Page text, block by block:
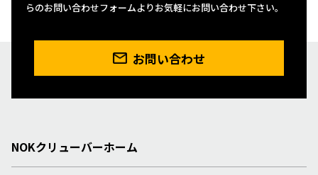
らのお問い合わせフォームよりお気軽にお問い合わせ下さい。
お問い合わせ
NOKクリューバーホーム